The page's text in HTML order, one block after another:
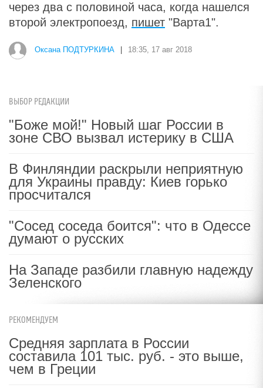
через два с половиной часа, когда нашелся
второй электропоезд, пишет "Варта1".
Оксана ПОДТУРКИНА 18:35, 17 авг 2018
ВЫБОР РЕДАКЦИИ
"Боже мой!" Новый шаг России в
зоне СВО вызвал истерику в США
В Финляндии раскрыли неприятную
для Украины правду: Киев горько
просчитался
"Сосед соседа боится": что в Одессе
думают о русских
На Западе разбили главную надежду
Зеленского
РЕКОМЕНДУЕМ
Средняя зарплата в России
составила 101 тыс. руб. - это выше,
чем в Греции